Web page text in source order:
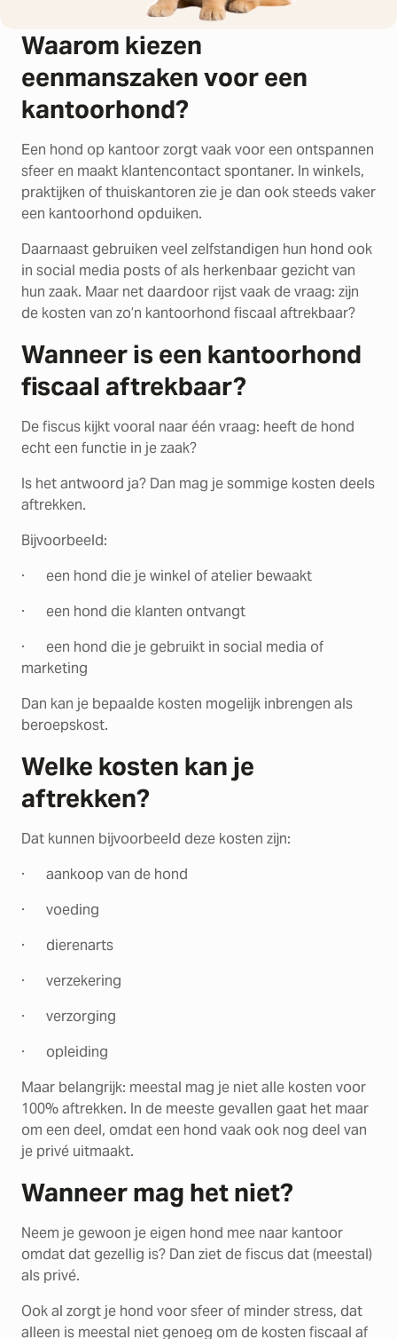
Waarom kiezen
eenmanszaken voor een
kantoorhond?
Een hond op kantoor zorgt vaak voor een ontspannen
sfeer en maakt klantencontact spontaner. In winkels,
praktijken of thuiskantoren zie je dan ook steeds vaker
een kantoorhond opduiken.
Daarnaast gebruiken veel zelfstandigen hun hond ook
in social media posts of als herkenbaar gezicht van
hun zaak. Maar net daardoor rijst vaak de vraag: zijn
de kosten van zo’n kantoorhond fiscaal aftrekbaar?
Wanneer is een kantoorhond
fiscaal aftrekbaar?
De fiscus kijkt vooral naar één vraag: heeft de hond
echt een functie in je zaak?
Is het antwoord ja? Dan mag je sommige kosten deels
aftrekken.
Bijvoorbeeld:
· een hond die je winkel of atelier bewaakt
· een hond die klanten ontvangt
· een hond die je gebruikt in social media of
marketing
Dan kan je bepaalde kosten mogelijk inbrengen als
beroepskost.
Welke kosten kan je
aftrekken?
Dat kunnen bijvoorbeeld deze kosten zijn:
· aankoop van de hond
· voeding
· dierenarts
· verzekering
· verzorging
· opleiding
Maar belangrijk: meestal mag je niet alle kosten voor
100% aftrekken. In de meeste gevallen gaat het maar
om een deel, omdat een hond vaak ook nog deel van
je privé uitmaakt.
Wanneer mag het niet?
Neem je gewoon je eigen hond mee naar kantoor
omdat dat gezellig is? Dan ziet de fiscus dat (meestal)
als privé.
Ook al zorgt je hond voor sfeer of minder stress, dat
alleen is meestal niet genoeg om de kosten fiscaal af